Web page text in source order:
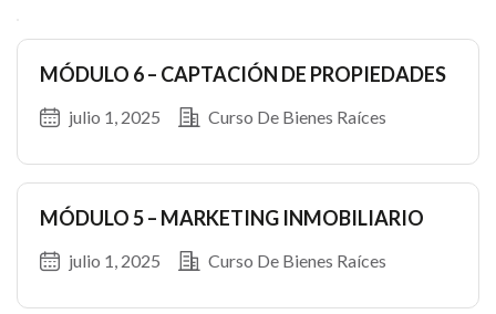
MÓDULO 6 – CAPTACIÓN DE PROPIEDADES
julio 1, 2025 Curso De Bienes Raíces
MÓDULO 5 – MARKETING INMOBILIARIO
julio 1, 2025 Curso De Bienes Raíces